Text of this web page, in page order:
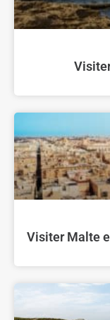
Visiter Malte